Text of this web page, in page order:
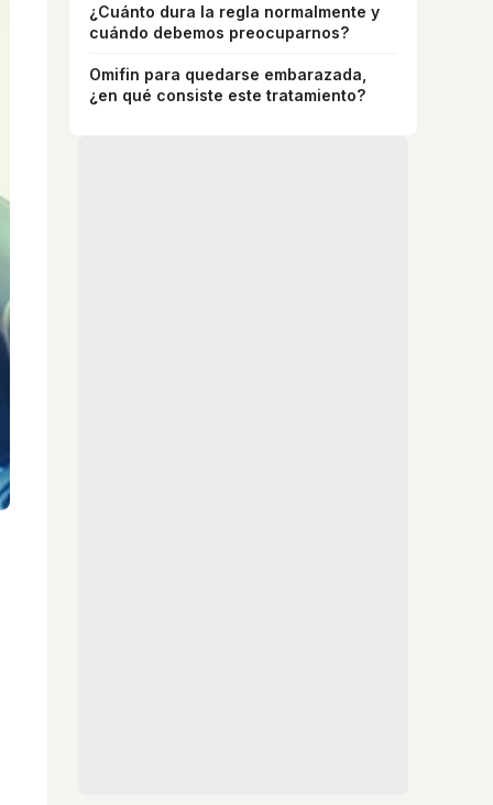
¿Cuánto dura la regla normalmente y
cuándo debemos preocuparnos?
Omifin para quedarse embarazada,
¿en qué consiste este tratamiento?